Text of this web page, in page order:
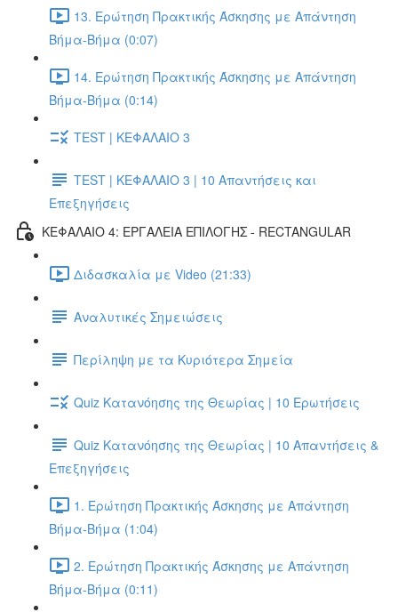
13. Ερώτηση Πρακτικής Άσκησης με Απάντηση
Βήμα-Βήμα (0:07)
14. Ερώτηση Πρακτικής Άσκησης με Απάντηση
Βήμα-Βήμα (0:14)
TEST | ΚΕΦΑΛΑΙΟ 3
TEST | ΚΕΦΑΛΑΙΟ 3 | 10 Απαντήσεις και
Επεξηγήσεις
ΚΕΦΑΛΑΙΟ 4: ΕΡΓΑΛΕΙΑ ΕΠΙΛΟΓΗΣ - RECTANGULAR
Διδασκαλία με Video (21:33)
Αναλυτικές Σημειώσεις
Περίληψη με τα Κυριότερα Σημεία
Quiz Κατανόησης της Θεωρίας | 10 Ερωτήσεις
Quiz Κατανόησης της Θεωρίας | 10 Απαντήσεις &
Επεξηγήσεις
1. Ερώτηση Πρακτικής Άσκησης με Απάντηση
Βήμα-Βήμα (1:04)
2. Ερώτηση Πρακτικής Άσκησης με Απάντηση
Βήμα-Βήμα (0:11)